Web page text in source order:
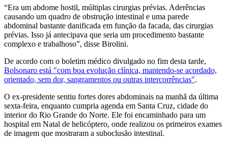
“Era um abdome hostil, múltiplas cirurgias prévias. Aderências
causando um quadro de obstrução intestinal e uma parede
abdominal bastante danificada em função da facada, das cirurgias
prévias. Isso já antecipava que seria um procedimento bastante
complexo e trabalhoso”, disse Birolini.
De acordo com o boletim médico divulgado no fim desta tarde,
Bolsonaro está "com boa evolução clínica, mantendo-se acordado,
orientado, sem dor, sangramentos ou outras intercorrências".
O ex-presidente sentiu fortes dores abdominais na manhã da última
sexta-feira, enquanto cumpria agenda em Santa Cruz, cidade do
interior do Rio Grande do Norte. Ele foi encaminhado para um
hospital em Natal de helicóptero, onde realizou os primeiros exames
de imagem que mostraram a suboclusão intestinal.